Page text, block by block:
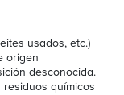
usados, etc.)
origen
desconocida.
químicos